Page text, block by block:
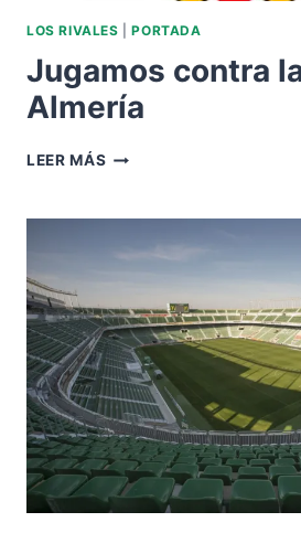
LOS RIVALES |PORTADA
Jugamos contra
Almería
LEER MÁS JUGAMOS
UD
ALMERÍA